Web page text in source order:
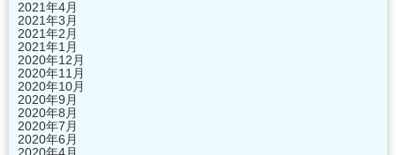
2021年4月
2021年3月
2021年2月
2021年1月
2020年12月
2020年11月
2020年10月
2020年9月
2020年8月
2020年7月
2020年6月